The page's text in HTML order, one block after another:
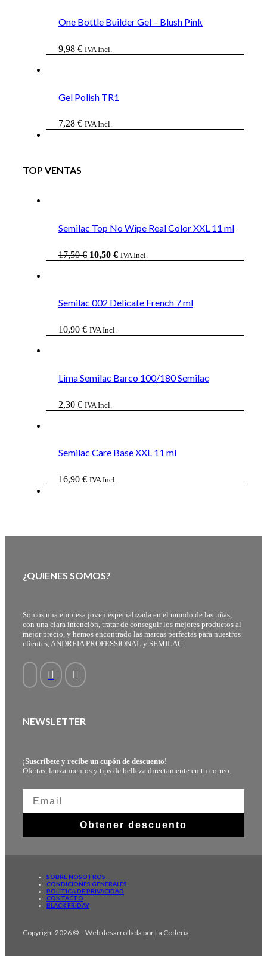
One Bottle Builder Gel – Blush Pink
9,98 € IVA Incl.
Gel Polish TR1
7,28 € IVA Incl.
TOP VENTAS
Semilac Top No Wipe Real Color XXL 11 ml
17,50€ El
10,50 €ElIVA Incl.
Semilac 002 Delicate French 7 ml
10,90 € IVA Incl.
Lima Semilac Barco 100/180 Semilac
2,30 € IVA Incl.
Semilac Care Base XXL 11 ml
16,90 € IVA Incl.
¿QUIENES SOMOS?
Somos una empresa joven especializada en el mundo de las uñas,
con una clara intención, tratar de conseguir los mejores productos al
mejor precio, y hemos encontrado las marcas perfectas para nuestros
clientes, ANDREIA PROFESSIONAL y SEMILAC.
NEWSLETTER
¡Suscríbete y recibe un cupón de descuento!
Ofertas, lanzamientos y tips de belleza directamente en tu correo.
Obtener descuento
SOBRE NOSOTROS
CONDICIONES GENERALES
POLÍTICA DE PRIVACIDAD
CONTACTO
BLACK FRIDAY
Copyright 2026 © – Web desarrollada por La Coderia